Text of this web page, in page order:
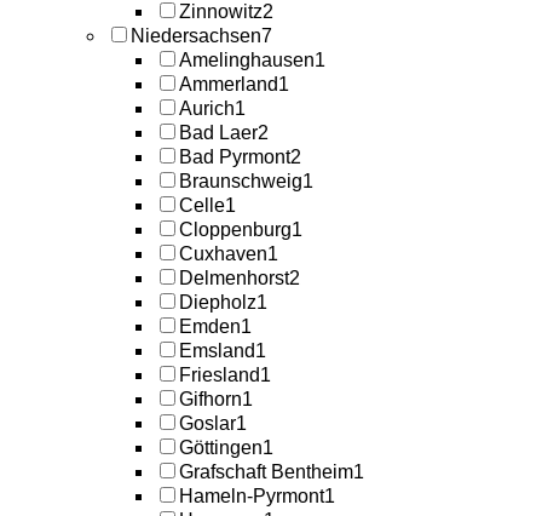
Zinnowitz2
Niedersachsen7
Amelinghausen1
Ammerland1
Aurich1
Bad Laer2
Bad Pyrmont2
Braunschweig1
Celle1
Cloppenburg1
Cuxhaven1
Delmenhorst2
Diepholz1
Emden1
Emsland1
Friesland1
Gifhorn1
Goslar1
Göttingen1
Grafschaft Bentheim1
Hameln-Pyrmont1